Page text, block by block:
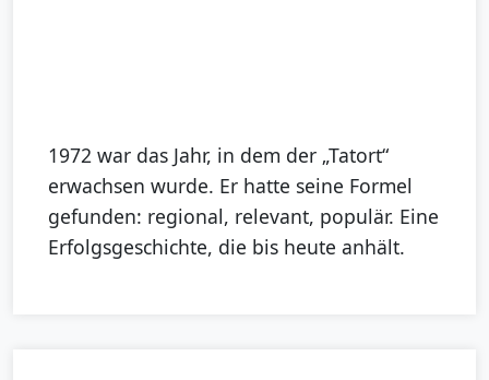
1972 war das Jahr, in dem der „Tatort“
erwachsen wurde. Er hatte seine Formel
gefunden: regional, relevant, populär. Eine
Erfolgsgeschichte, die bis heute anhält.